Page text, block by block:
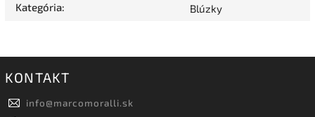
Kategória: Blúzky
KONTAKT
info@marcomoralli.sk